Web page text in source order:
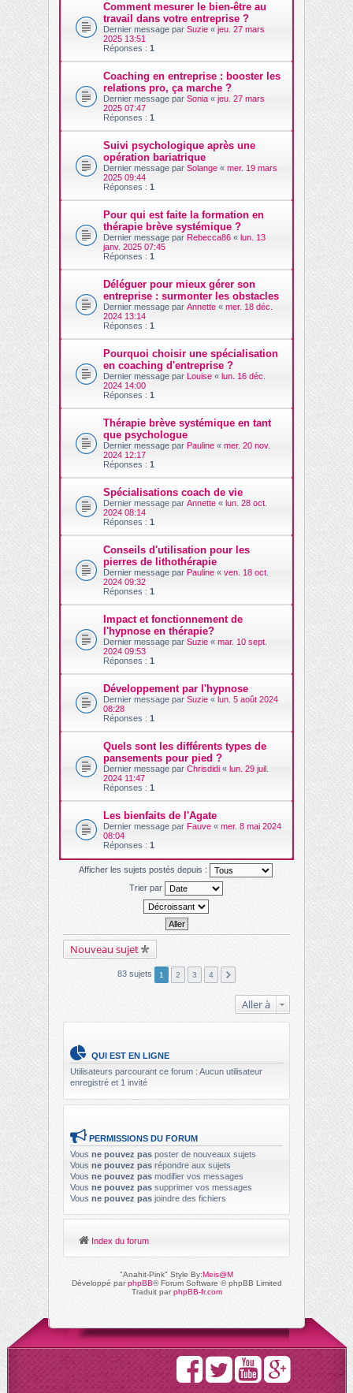
Comment mesurer le bien-être au
travail dans votre entreprise ?
Dernier message par Suzie « jeu. 27 mars
2025 13:51
Réponses : 1
Coaching en entreprise : booster les
relations pro, ça marche ?
Dernier message par Sonia « jeu. 27 mars
2025 07:47
Réponses : 1
Suivi psychologique après une
opération bariatrique
Dernier message par Solange « mer. 19 mars
2025 09:44
Réponses : 1
Pour qui est faite la formation en
thérapie brève systémique ?
Dernier message par Rebecca86 « lun. 13
janv. 2025 07:45
Réponses : 1
Déléguer pour mieux gérer son
entreprise : surmonter les obstacles
Dernier message par Annette « mer. 18 déc.
2024 13:14
Réponses : 1
Pourquoi choisir une spécialisation
en coaching d'entreprise ?
Dernier message par Louise « lun. 16 déc.
2024 14:00
Réponses : 1
Thérapie brève systémique en tant
que psychologue
Dernier message par Pauline « mer. 20 nov.
2024 12:17
Réponses : 1
Spécialisations coach de vie
Dernier message par Annette « lun. 28 oct.
2024 08:14
Réponses : 1
Conseils d'utilisation pour les
pierres de lithothérapie
Dernier message par Pauline « ven. 18 oct.
2024 09:32
Réponses : 1
Impact et fonctionnement de
l'hypnose en thérapie?
Dernier message par Suzie « mar. 10 sept.
2024 09:53
Réponses : 1
Développement par l'hypnose
Dernier message par Suzie « lun. 5 août 2024
08:28
Réponses : 1
Quels sont les différents types de
pansements pour pied ?
Dernier message par Chrisdidi « lun. 29 juil.
2024 11:47
Réponses : 1
Les bienfaits de l'Agate
Dernier message par Fauve « mer. 8 mai 2024
08:04
Réponses : 1
Afficher les sujets postés depuis :
Trier par
Nouveau sujet
83 sujets 1 2 3 4
Aller à
QUI EST EN LIGNE
Utilisateurs parcourant ce forum : Aucun utilisateur
enregistré et 1 invité
PERMISSIONS DU FORUM
Vous ne pouvez pas poster de nouveaux sujets
Vous ne pouvez pas répondre aux sujets
Vous ne pouvez pas modifier vos messages
Vous ne pouvez pas supprimer vos messages
Vous ne pouvez pas joindre des fichiers
Index du forum
"Anahit-Pink" Style By:Meis@M
Développé parphpBB® Forum Software © phpBB Limited
Traduit parphpBB-fr.com